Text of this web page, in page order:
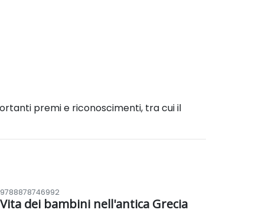
premi e riconoscimenti, tra cui il
9788878746992
Vita dei bambini nell'antica Grecia